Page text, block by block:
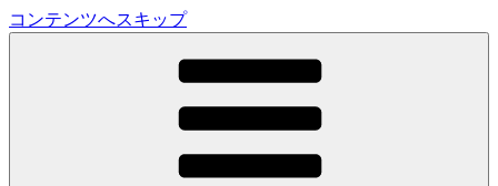
コンテンツへスキップ
LA VILLA ROUGE Blog